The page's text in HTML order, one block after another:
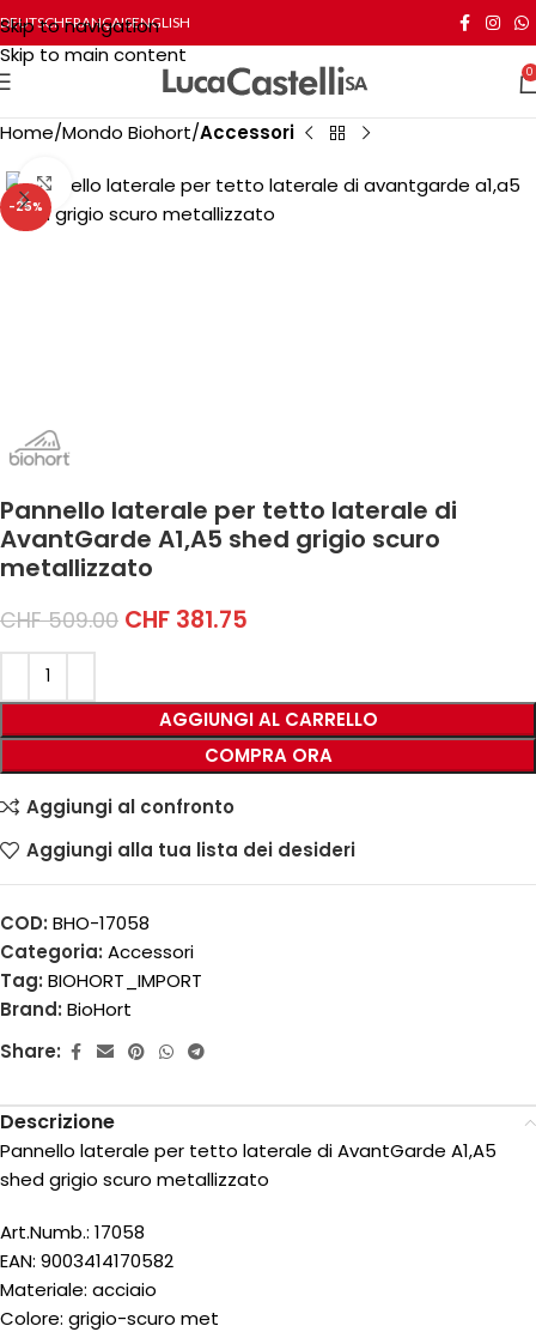
Skip to navigation
Skip to main content
DEUTSCHFRANÇAISENGLISH
0
Home Mondo Biohort Accessori
-25%
Click to enlarge
Pannello laterale per tetto laterale di
AvantGarde A1,A5 shed grigio scuro
metallizzato
CHF509.00 CHF 381.75
AGGIUNGI AL CARRELLO
COMPRA ORA
Aggiungi al confronto
Aggiungi alla tua lista dei desideri
COD: BHO-17058
Categoria: Accessori
Tag: BIOHORT_IMPORT
Brand: BioHort
Share:
Descrizione
Pannello laterale per tetto laterale di AvantGarde A1,A5
shed grigio scuro metallizzato
Art.Numb.: 17058
EAN: 9003414170582
Materiale: acciaio
Colore: grigio-scuro met